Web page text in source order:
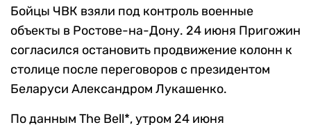
Бойцы ЧВК взяли под контроль военные
объекты в Ростове-на-Дону. 24 июня Пригожин
согласился остановить продвижение колонн к
столице после переговоров с президентом
Беларуси Александром Лукашенко.
По данным The Bell*, утром 24 июня